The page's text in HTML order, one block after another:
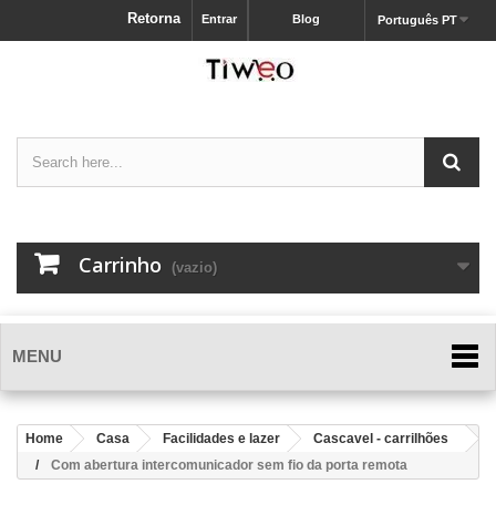
Português PT
Blog
Entrar
Retorna
Carrinho (vazio)
MENU
Home Casa Facilidades e lazer
Cascavel - carrilhões
Com abertura intercomunicador sem fio da porta remota